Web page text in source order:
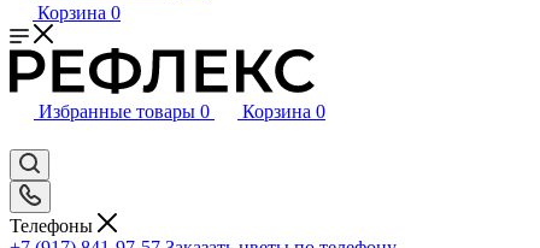
Корзина 0
Избранные товары 0 Корзина 0
Телефоны